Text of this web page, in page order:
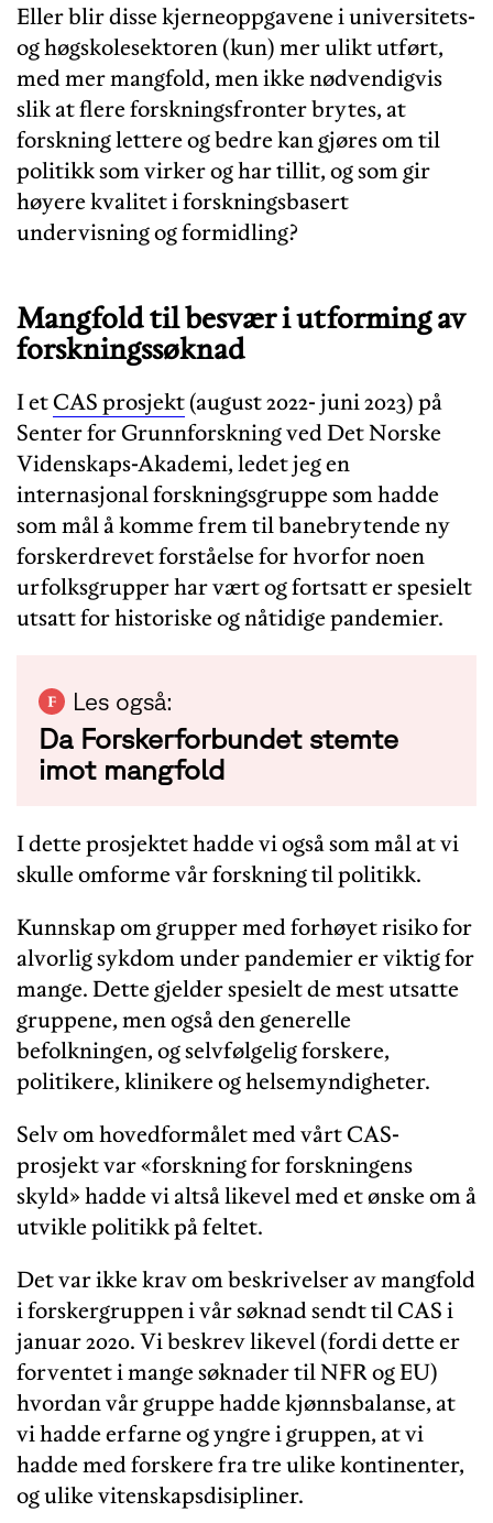
Eller blir disse kjerneoppgavene i universitets-
og høgskolesektoren (kun) mer ulikt utført,
med mer mangfold, men ikke nødvendigvis
slik at flere forskningsfronter brytes, at
forskning lettere og bedre kan gjøres om til
politikk som virker og har tillit, og som gir
høyere kvalitet i forskningsbasert
undervisning og formidling?
Mangfold til besvær i utforming av
forskningssøknad
I etCAS prosjekt(august 2022- juni 2023) på
Senter for Grunnforskning ved Det Norske
Videnskaps-Akademi, ledet jeg en
internasjonal forskningsgruppe som hadde
som mål å komme frem til banebrytende ny
forskerdrevet forståelse for hvorfor noen
urfolksgrupper har vært og fortsatt er spesielt
utsatt for historiske og nåtidige pandemier.
Les også:
Da Forskerforbundet stemte
imot mangfold
I dette prosjektet hadde vi også som mål at vi
skulle omforme vår forskning til politikk.
Kunnskap om grupper med forhøyet risiko for
alvorlig sykdom under pandemier er viktig for
mange. Dette gjelder spesielt de mest utsatte
gruppene, men også den generelle
befolkningen, og selvfølgelig forskere,
politikere, klinikere og helsemyndigheter.
Selv om hovedformålet med vårt CAS-
prosjekt var «forskning for forskningens
skyld» hadde vi altså likevel med et ønske om å
utvikle politikk på feltet.
Det var ikke krav om beskrivelser av mangfold
i forskergruppen i vår søknad sendt til CAS i
januar 2020. Vi beskrev likevel (fordi dette er
forventet i mange søknader til NFR og EU)
hvordan vår gruppe hadde kjønnsbalanse, at
vi hadde erfarne og yngre i gruppen, at vi
hadde med forskere fra tre ulike kontinenter,
og ulike vitenskapsdisipliner.